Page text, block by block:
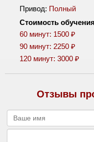
Привод: Полный
Стоимость
60 минут: 1500 ₽
90 минут: 2250 ₽
120 минут: 3000 ₽
Отзывы